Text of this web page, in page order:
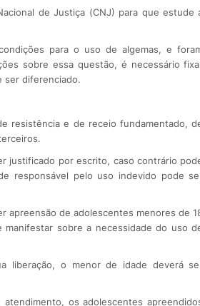
de Justiça (CNJ) para que estude
para o uso de algemas, e
sobre essa questão, é necessário
ser diferenciado.
resistência e de receio fundamentado,
justificado por escrito, caso contrário
responsável pelo uso indevido pode
apreensão de adolescentes menores de
sobre a necessidade do uso
liberação, o menor de idade deverá
os adolescentes